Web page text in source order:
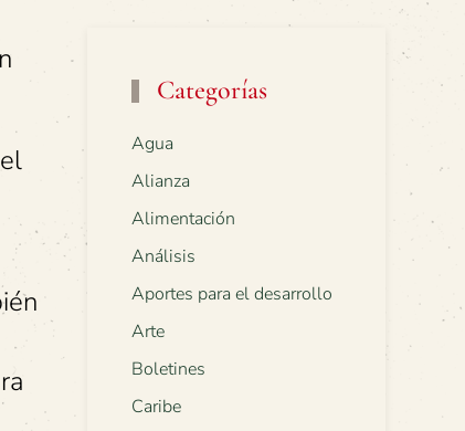
Categorías
Agua
Alianza
Alimentación
Análisis
Aportes para el desarrollo
Arte
Boletines
Caribe